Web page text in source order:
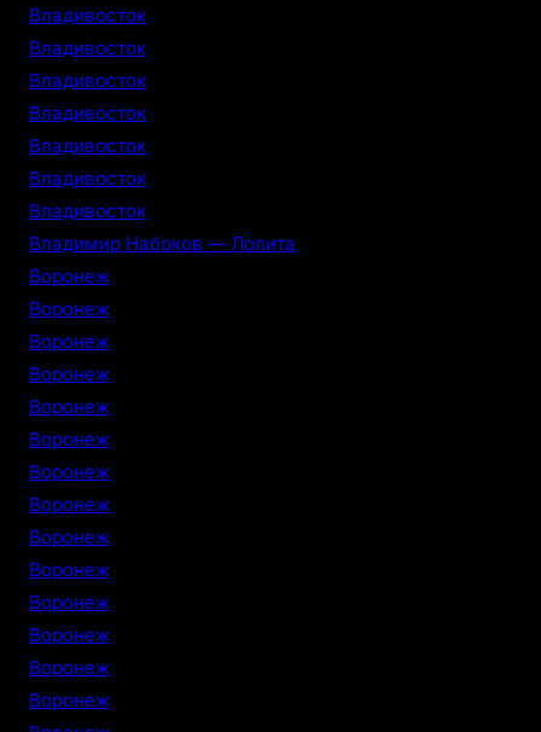
Владивосток
Владивосток
Владивосток
Владивосток
Владивосток
Владивосток
Владивосток
Владимир Набоков — Лолита
Воронеж
Воронеж
Воронеж
Воронеж
Воронеж
Воронеж
Воронеж
Воронеж
Воронеж
Воронеж
Воронеж
Воронеж
Воронеж
Воронеж